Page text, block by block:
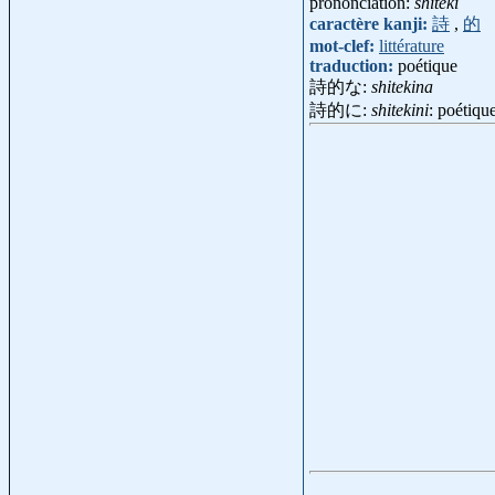
caractère kanji: 詩 , 的
mot-clef: littérature
traduction: poétique
詩的な: shitekina
詩的に: shitekini: